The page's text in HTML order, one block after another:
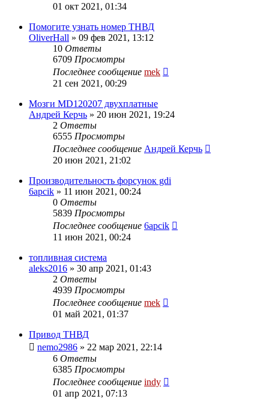
01 окт 2021, 01:34
Помогите узнать номер ТНВД
OliverHall » 09 фев 2021, 13:12
10 Ответы
6709 Просмотры
Последнее сообщение mek
21 сен 2021, 00:29
Мозги MD120207 двухплатные
Андрей Керчь » 20 июн 2021, 19:24
2 Ответы
6555 Просмотры
Последнее сообщение Андрей Керчь
20 июн 2021, 21:02
Производительность форсунок gdi
6apcik » 11 июн 2021, 00:24
0 Ответы
5839 Просмотры
Последнее сообщение 6apcik
11 июн 2021, 00:24
топливная система
aleks2016 » 30 апр 2021, 01:43
2 Ответы
4939 Просмотры
Последнее сообщение mek
01 май 2021, 01:37
Привод ТНВД
nemo2986 » 22 мар 2021, 22:14
6 Ответы
6385 Просмотры
Последнее сообщение indy
01 апр 2021, 07:13